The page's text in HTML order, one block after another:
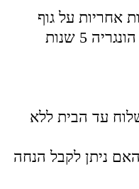
יבואן 10 שנות אחריות על גוף
הברז, מנגנון KEROX תוצרת הונגריה 5 שנות
עד הבית ללא
ניתן לקבל הנחה